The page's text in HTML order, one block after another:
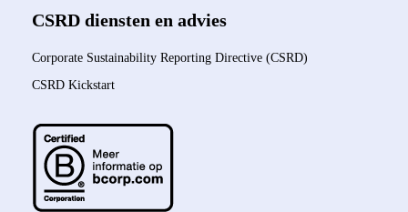
CSRD diensten en advies
Corporate Sustainability Reporting Directive (CSRD)
CSRD Kickstart